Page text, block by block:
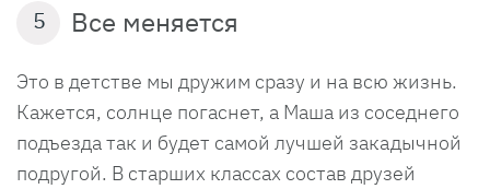
5 Все меняется
Это в детстве мы дружим сразу и на всю жизнь.
Кажется, солнце погаснет, а Маша из соседнего
подъезда так и будет самой лучшей закадычной
подругой. В старших классах состав друзей